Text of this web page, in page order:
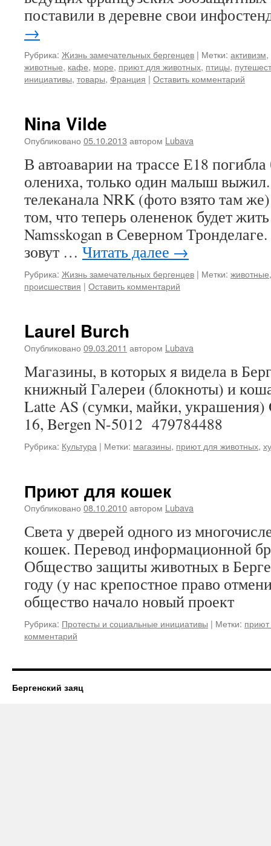
поставили в деревне свои
→
Рубрика: Жизнь замечательных бергенцев | Метки: активизм,
животные, кафе, море, приют для животных, птицы,
инициативы, товары, Франция | Оставить комментарий
Nina Vilde
Опубликовано 05.10.2013 автором Lubava
В автоаварии на трассе Е18
олениха, только один малыш выжил.
телеканала NRK (фото взято там
том, что теперь олененок будет
Namsskogan в Северном
зовут … Читать далее →
Рубрика: Жизнь замечательных бергенцев | Метки: животные
происшествия | Оставить комментарий
Laurel Burch
Опубликовано 09.03.2011 автором Lubava
Магазины, в которых я видела в
книжный Галереи (блокноты) и
Latte AS (сумки, майки, украшения)
16, Bergen N-5012 479784488
Рубрика: Культура | Метки: магазины, приют для животных,
Приют для кошек
Опубликовано 08.10.2010автором Lubava
Света у дверей одного из
кошек. Перевод информационной
Общество защиты животных в
году (у нас крепостное право
общество начало новый проект
Рубрика: Протесты и социальные инициативы | Метки:
комментарий
Бергенский заяц